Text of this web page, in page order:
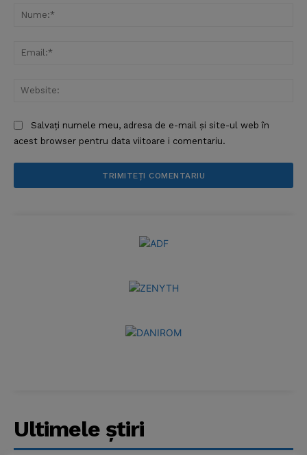
Salvați numele meu, adresa de e-mail și site-ul web în
acest browser pentru data viitoare i comentariu.
Ultimele ştiri